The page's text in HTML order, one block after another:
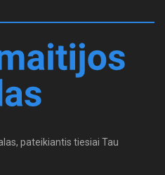
pateikiantis tiesiai Tau